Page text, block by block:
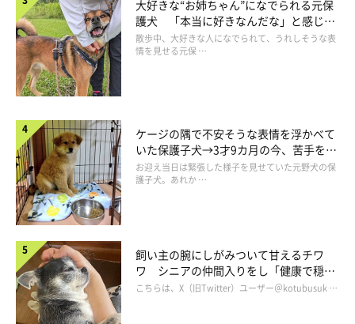
第3位「レオン」
大好きな“お姉ちゃん”になでられる元保
護犬 「本当に好きなんだな」と感じる
表情にほっこり
散歩中、大好きな人になでられて、うれしそうな表
情を見せる元保 …
ケージの隅で不安そうな表情を浮かべて
いた保護子犬→3才9カ月の今、苦手を克
服し頼もしいコに成長！
お迎え当日は緊張した様子を見せていた元野犬の保
護子犬。あれか …
飼い主の腕にしがみついて甘えるチワ
ワ シニアの仲間入りをし「健康で穏や
かな暮らしが続いてほしい」と願う
こちらは、X（旧Twitter）ユーザー＠kotubusuk …